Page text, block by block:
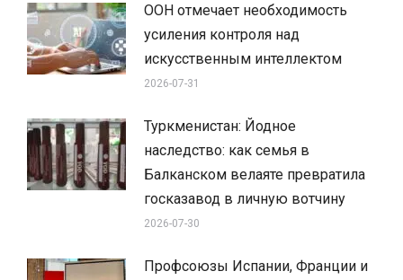
ООН отмечает необходимость
усиления контроля над
искусственным интеллектом
2026-07-31
Туркменистан: Йодное
наследство: как семья в
Балканском велаяте превратила
госказавод в личную вотчину
2026-07-30
Профсоюзы Испании, Франции и